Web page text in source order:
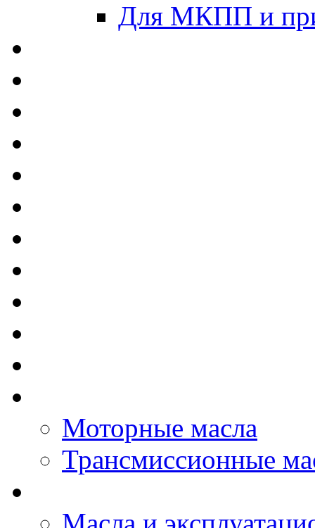
Для МКПП и
Моторные масла
Трансмиссионные